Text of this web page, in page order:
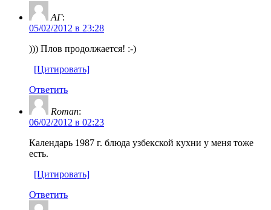
АГ:
05/02/2012 в 23:28
))) Плов продолжается! :-)
[Цитировать]
Ответить
Roman:
06/02/2012 в 02:23
Календарь 1987 г. блюда узбекской кухни у меня тоже
есть.
[Цитировать]
Ответить